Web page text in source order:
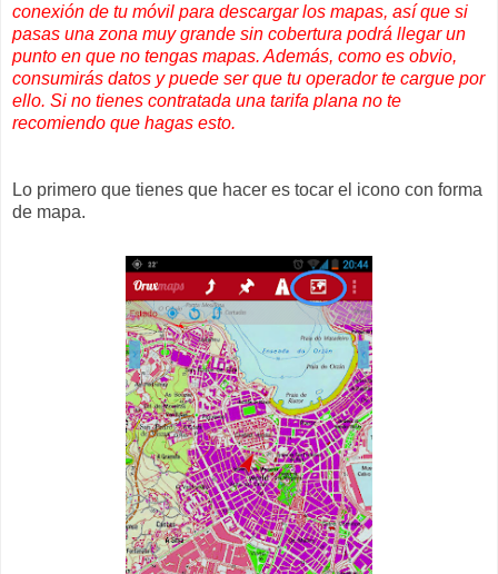
conexión de tu móvil para descargar los mapas, así que si
pasas una zona muy grande sin cobertura podrá llegar un
punto en que no tengas mapas. Además, como es obvio,
consumirás datos y puede ser que tu operador te cargue por
ello. Si no tienes contratada una tarifa plana no te
recomiendo que hagas esto.
Lo primero que tienes que hacer es tocar el icono con forma
de mapa.